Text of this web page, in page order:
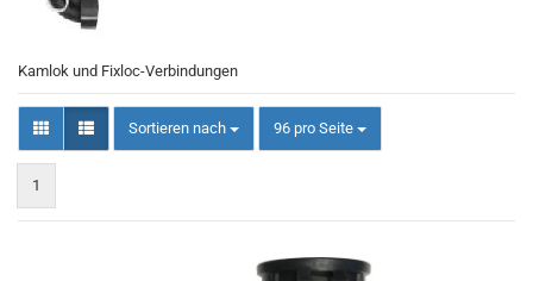
Kamlok und Fixloc-Verbindungen
Sortieren nach
Sortieren nach 96 pro Seite
pro Seite
1